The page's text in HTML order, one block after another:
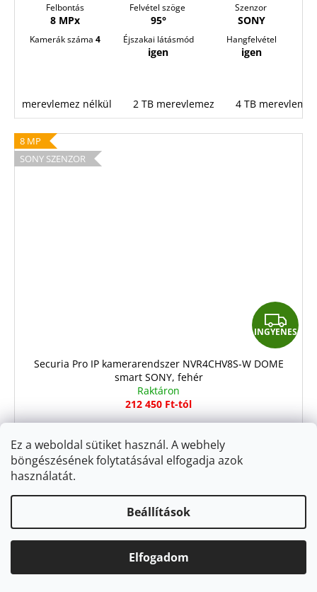
Ez a weboldal sütiket használ. A webhely
böngészésének folytatásával elfogadja azok
használatát.
Beállítások
Elfogadom
Felbontás
8 MPx
Felvétel szöge
95°
Szenzor
SONY
Kamerák száma 4 Éjszakai látásmód
igen
Hangfelvétel
igen
merevlemez nélkül 2 TB merevlemez 4 TB merevlemez
8 MP
SONY SZENZOR
I
N
N
INGYENES
Securia Pro IP kamerarendszer NVR4CHV8S-W DOME
smart SONY, fehér
Raktáron
212 450 Ft-tól
BŐVEBBEN
Felbontás
8 MPx 95° SONY
Éjszakai látásmód
igen igen